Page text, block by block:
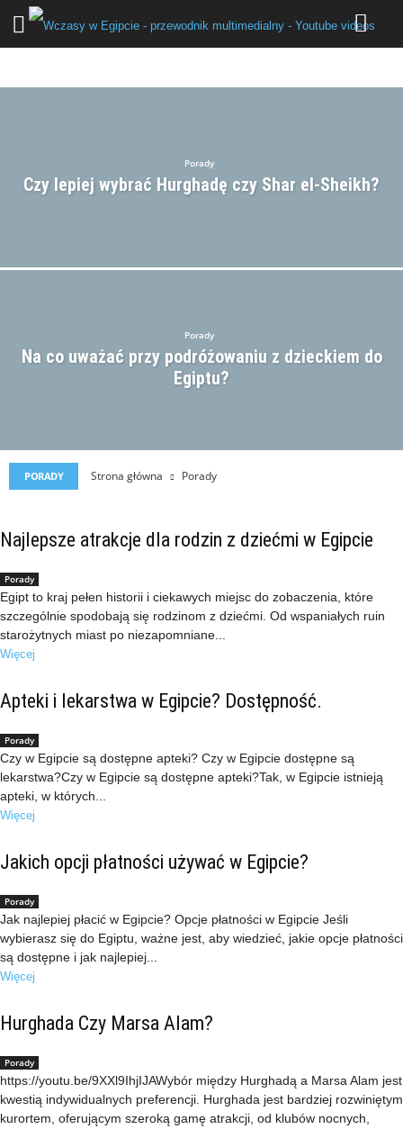
MARSA ALAM
POGODA
POPULARNE PYTANIA
Porady
Czy lepiej wybrać Hurghadę czy Shar el-Sheikh?
Porady
Na co uważać przy podróżowaniu z dzieckiem do
Egiptu?
PORADY Strona główna Porady
Najlepsze atrakcje dla rodzin z dziećmi w Egipcie
Porady
Egipt to kraj pełen historii i ciekawych miejsc do zobaczenia, które
szczególnie spodobają się rodzinom z dziećmi. Od wspaniałych ruin
starożytnych miast po niezapomniane...
Więcej
Apteki i lekarstwa w Egipcie? Dostępność.
Porady
Czy w Egipcie są dostępne apteki? Czy w Egipcie dostępne są
lekarstwa?Czy w Egipcie są dostępne apteki?Tak, w Egipcie istnieją
apteki, w których...
Więcej
Jakich opcji płatności używać w Egipcie?
Porady
Jak najlepiej płacić w Egipcie? Opcje płatności w Egipcie Jeśli
wybierasz się do Egiptu, ważne jest, aby wiedzieć, jakie opcje płatności
są dostępne i jak najlepiej...
Więcej
Hurghada Czy Marsa Alam?
Porady
https://youtu.be/9XXl9IhjIJAWybór między Hurghadą a Marsa Alam jest
kwestią indywidualnych preferencji. Hurghada jest bardziej rozwiniętym
kurortem, oferującym szeroką gamę atrakcji, od klubów nocnych,